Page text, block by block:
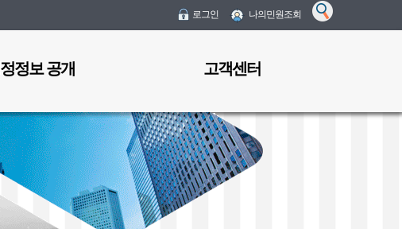
로그인 나의민원조회
정보 공개 고객센터